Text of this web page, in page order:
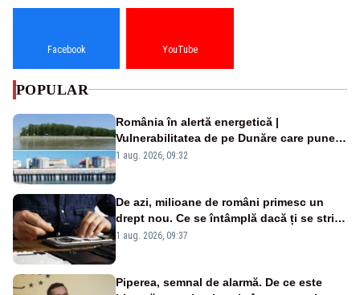
Facebook YouTube
POPULAR
România în alertă energetică |
Vulnerabilitatea de pe Dunăre care pune
în pericol Centrala Cernavodă era
1 aug. 2026, 09:32
De azi, milioane de români primesc un
drept nou. Ce se întâmplă dacă ți se strică
un produs
1 aug. 2026, 09:37
Piperea, semnal de alarmă. De ce este